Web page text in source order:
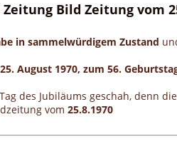
Bild Zeitung vom
in sammelwürdigem Zustand
August 1970, zum 56.
des Jubiläums geschah, denn
vom 25.8.1970